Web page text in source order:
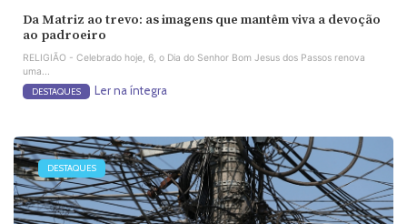
Da Matriz ao trevo: as imagens que mantêm viva a devoção
ao padroeiro
RELIGIÃO - Celebrado hoje, 6, o Dia do Senhor Bom Jesus dos Passos renova
uma...
DESTAQUES Ler na íntegra
DESTAQUES